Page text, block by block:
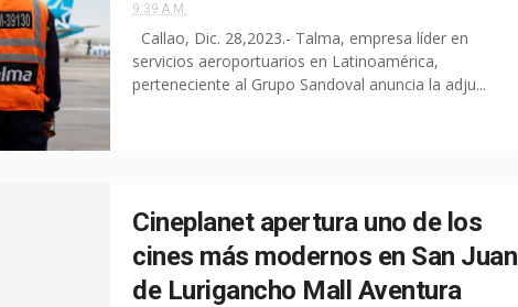
9:39 A.M.
Callao, Dic. 28,2023.- Talma, empresa líder en
servicios aeroportuarios en Latinoamérica,
perteneciente al Grupo Sandoval anuncia la adju...
Cineplanet apertura uno de los
cines más modernos en San Juan
de Lurigancho Mall Aventura